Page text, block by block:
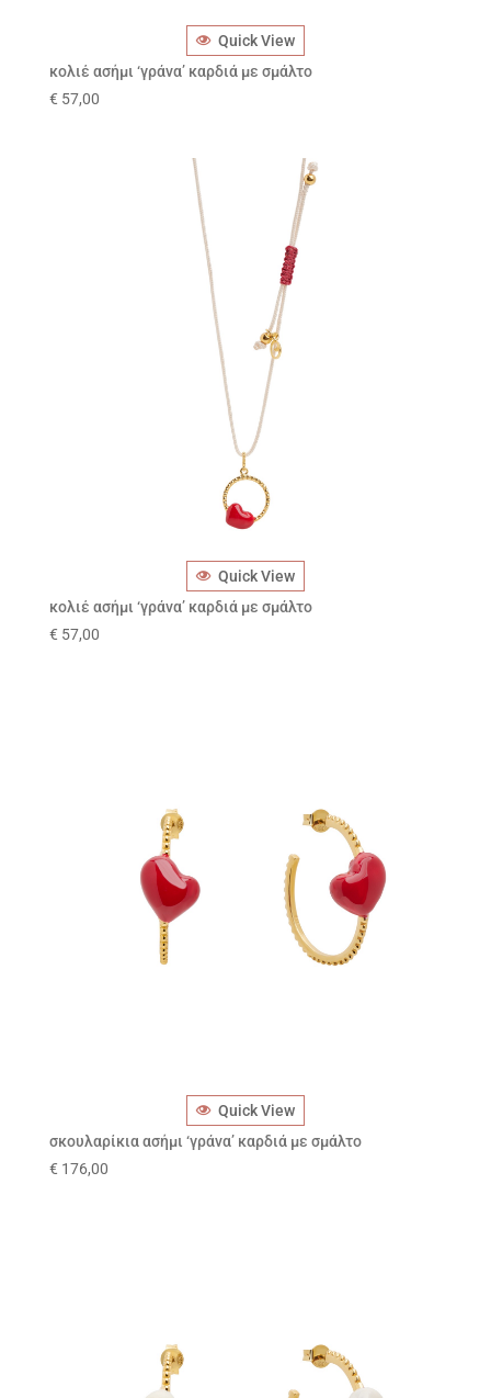
Quick View
κολιέ ασήμι ‘γράνα’ καρδιά με σμάλτο
€ 57,00
Quick View
κολιέ ασήμι ‘γράνα’ καρδιά με σμάλτο
€ 57,00
Quick View
σκουλαρίκια ασήμι ‘γράνα’ καρδιά με σμάλτο
€ 176,00